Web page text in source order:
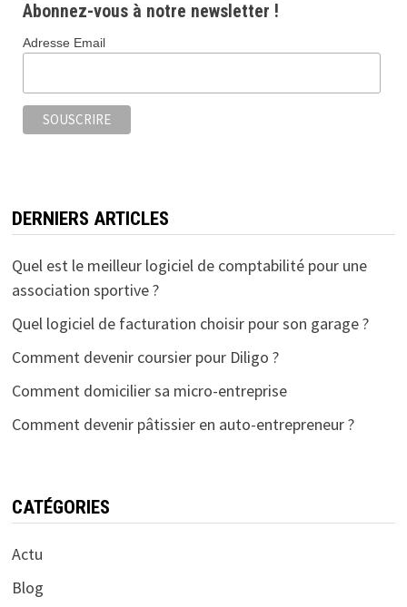
Abonnez-vous à notre newsletter !
Adresse Email
DERNIERS ARTICLES
Quel est le meilleur logiciel de comptabilité pour une
association sportive ?
Quel logiciel de facturation choisir pour son garage ?
Comment devenir coursier pour Diligo ?
Comment domicilier sa micro-entreprise
Comment devenir pâtissier en auto-entrepreneur ?
CATÉGORIES
Actu
Blog